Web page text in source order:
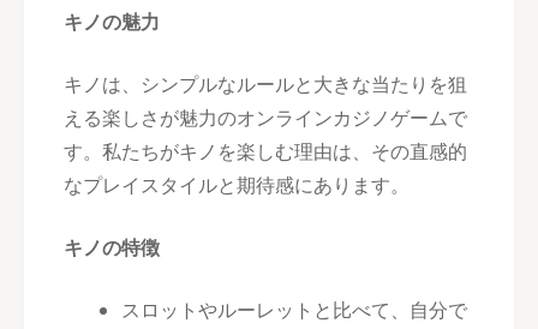
キノの魅力
キノは、シンプルなルールと大きな当たりを狙
える楽しさが魅力のオンラインカジノゲームで
す。私たちがキノを楽しむ理由は、その直感的
なプレイスタイルと期待感にあります。
キノの特徴
スロットやルーレットと比べて、自分で